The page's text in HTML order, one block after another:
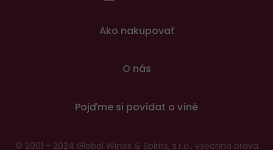
Ako nakupovať
O nás
Pojďme si povídat o víně
© 2001 - 2024 Global Wines & Spirits, s.r.o., všechna práva